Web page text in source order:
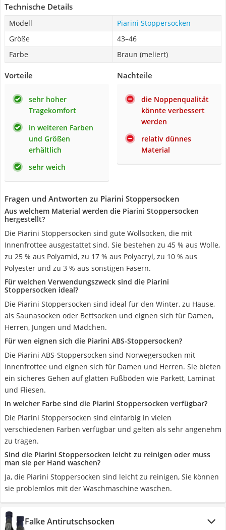
Technische Details
Modell
Piarini Stoppersocken
Größe
43–46
Farbe
Braun (meliert)
Vorteile
sehr hoher
Tragekomfort
in weiteren Farben
und Größen
erhältlich
sehr weich
Nachteile
die Noppenqualität
könnte verbessert
werden
relativ dünnes
Material
Fragen und Antworten zu Piarini Stoppersocken
Aus welchem Material werden die Piarini Stoppersocken
hergestellt?
Die Piarini Stoppersocken sind gute Wollsocken, die mit
Innenfrottee ausgestattet sind. Sie bestehen zu 45 % aus Wolle,
zu 25 % aus Polyamid, zu 17 % aus Polyacryl, zu 10 % aus
Polyester und zu 3 % aus sonstigen Fasern.
Für welchen Verwendungszweck sind die Piarini
Stoppersocken ideal?
Die Piarini Stoppersocken sind ideal für den Winter, zu Hause,
als Saunasocken oder Bettsocken und eignen sich für Damen,
Herren, Jungen und Mädchen.
Für wen eignen sich die Piarini ABS-Stoppersocken?
Die Piarini ABS-Stoppersocken sind Norwegersocken mit
Innenfrottee und eignen sich für Damen und Herren. Sie bieten
ein sicheres Gehen auf glatten Fußböden wie Parkett, Laminat
und Fliesen.
In welcher Farbe sind die Piarini Stoppersocken verfügbar?
Die Piarini Stoppersocken sind einfarbig in vielen
verschiedenen Farben verfügbar und gelten als sehr angenehm
zu tragen.
Sind die Piarini Stoppersocken leicht zu reinigen oder muss
man sie per Hand waschen?
Ja, die Piarini Stoppersocken sind leicht zu reinigen, Sie können
sie problemlos mit der Waschmaschine waschen.
Falke Antirutschsocken